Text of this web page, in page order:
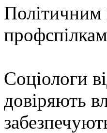
Політичним
Соціологи
довіряють